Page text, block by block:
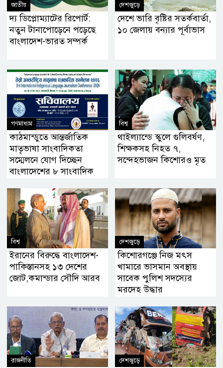
জাতীয়
দ্য ডিপ্লোম্যাটের রিপোর্ট:
নতুন টানাপোড়েনে পড়েছে
বাংলাদেশ-ভারত সম্পর্ক
দেশজুড়ে
দেশে ভারি বৃষ্টির সতর্কবার্তা,
১০ জেলায় বন্যার পূর্বাভাস
গণমাধ্যম
কাঠমান্ডুতে আন্তর্জাতিক
মাতৃভাষা সাংবাদিকতা
সম্মেলনে যোগ দিচ্ছেন
বাংলাদেশের ৮ সাংবাদিক
বিশ্ব
থাইল্যান্ডে স্কুলে গুলিবর্ষণ,
শিক্ষকসহ নিহত ৭,
সন্দেহভাজন কিশোরও মৃত
বিশ্ব
ইরানের বিরুদ্ধে বাংলাদেশ-
পাকিস্তানসহ ১৩ দেশের
জোট,কমান্ডার সৌদি আরব
দেশজুড়ে
কিশোরগঞ্জে নিজ মৎস
খামারে ভাসমান অবস্থায়
সাবেক পুলিশ সদস্যের
মরদেহ উদ্ধার
রাজনীতি দেশজুড়ে